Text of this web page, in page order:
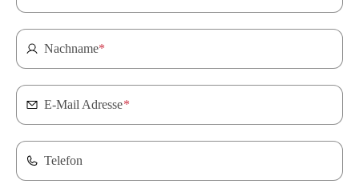
Nachname*
E-Mail Adresse*
Telefon